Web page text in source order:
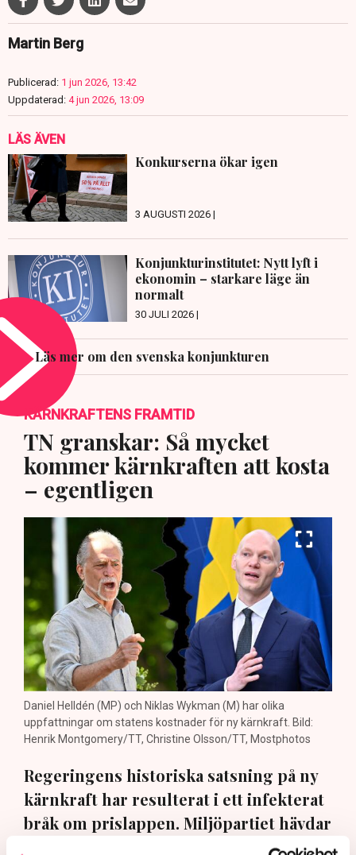
Martin Berg
Publicerad: 1 jun 2026, 13:42
Uppdaterad: 4 jun 2026, 13:09
LÄS ÄVEN
Konkurserna ökar igen
3 AUGUSTI 2026 |
Konjunkturinstitutet: Nytt lyft i
ekonomin – starkare läge än
normalt
30 JULI 2026 |
Läs mer om den svenska konjunkturen
KÄRNKRAFTENS FRAMTID
TN granskar: Så mycket
kommer kärnkraften att kosta
– egentligen
Daniel Helldén (MP) och Niklas Wykman (M) har olika
uppfattningar om statens kostnader för ny kärnkraft. Bild:
Henrik Montgomery/TT, Christine Olsson/TT, Mostphotos
Regeringens historiska satsning på ny
kärnkraft har resulterat i ett infekterat
bråk om prislappen. Miljöpartiet hävdar